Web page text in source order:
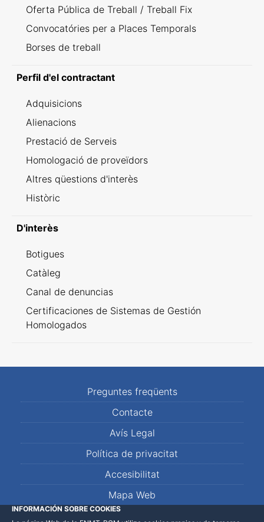
Oferta Pública de Treball / Treball Fix
Convocatóries per a Places Temporals
Borses de treball
Perfil d'el contractant
Adquisicions
Alienacions
Prestació de Serveis
Homologació de proveïdors
Altres qüestions d'interès
Històric
D'interès
Botigues
Catàleg
Canal de denuncias
Certificaciones de Sistemas de Gestión
Homologados
Preguntes freqüents
Contacte
Avís Legal
Política de privacitat
Accesibilitat
Mapa Web
INFORMACIÓN SOBRE COOKIES